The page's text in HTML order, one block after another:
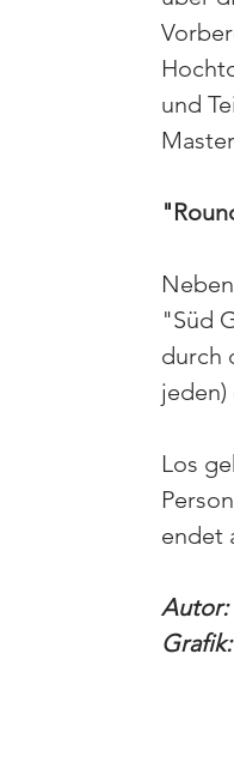
und
"Süd
durch
jeden)
Los
endet
Autor: